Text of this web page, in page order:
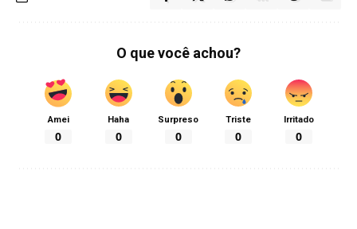
O que você achou?
Amei
0
Haha
0
Surpreso
0
Triste
0
Irritado
0